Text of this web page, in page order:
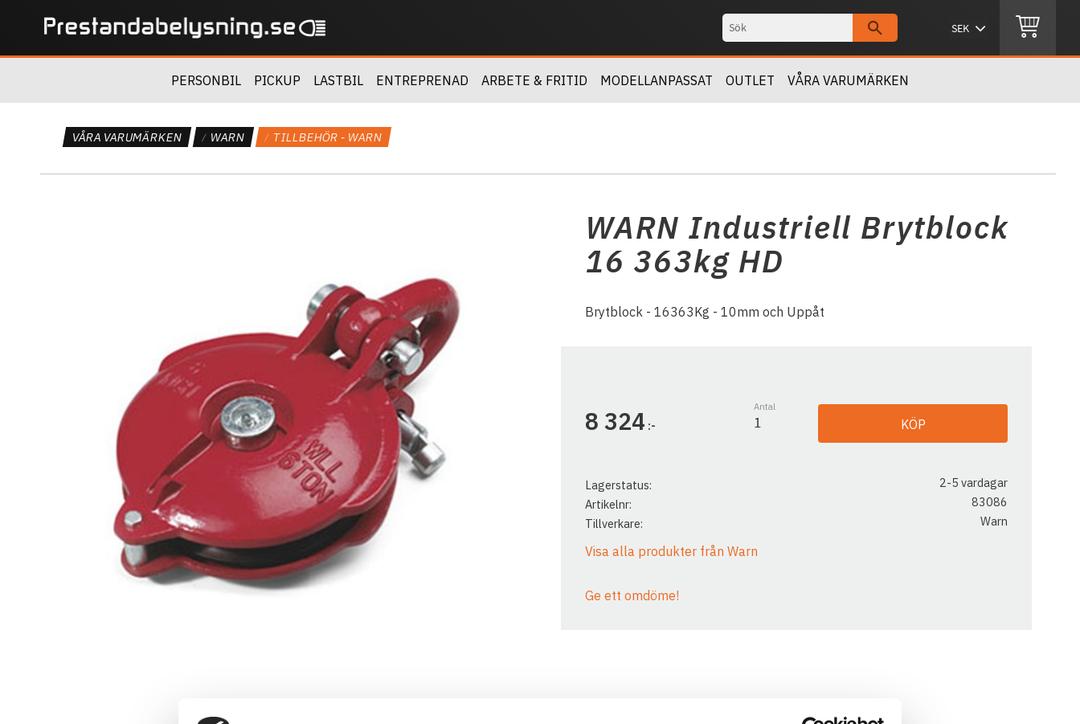
PERSONBIL PICKUP LASTBIL ENTREPRENAD ARBETE & FRITID MODELLANPASSAT OUTLET VÅRA VARUMÄRKEN
VÅRA VARUMÄRKEN WARN TILLBEHÖR - WARN
WARN Industriell Brytblock
16 363kg HD
Brytblock - 16363Kg - 10mm och Uppåt
8 324 :-
Antal
KÖP
Lagerstatus
2-5 vardagar
Artikelnr
83086
Tillverkare
Warn
Visa alla produkter från Warn
Ge ett omdöme!
WARN INDUSTRIELL BRYTBLOCK 16 363 KG HD